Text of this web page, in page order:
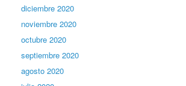
diciembre 2020
noviembre 2020
octubre 2020
septiembre 2020
agosto 2020